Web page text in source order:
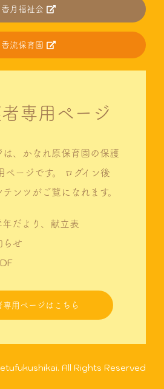
香月福祉会
香流保育園
専用ページ
は、かなれ原保育園の保護
ページです。
ログイン後
ンツがご覧になれます。
年だより、献立表
らせ
専用ページはこちら
All Rights Reserved